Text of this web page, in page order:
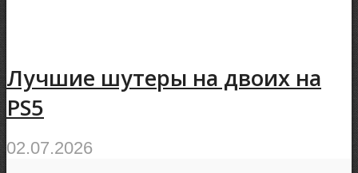
Лучшие шутеры на двоих на
PS5
02.07.2026